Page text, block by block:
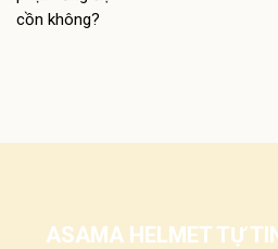
ASAMA HELMET TỰ